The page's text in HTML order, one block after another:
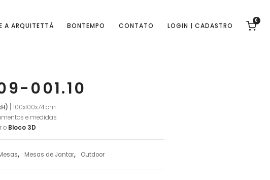
A ARQUITETTÁ BONTEMPO CONTATO LOGIN | CADASTRO
0
001.10
[ 100x100x74 cm
e medidas
o Bloco 3D
, Mesas de Jantar, Outdoor